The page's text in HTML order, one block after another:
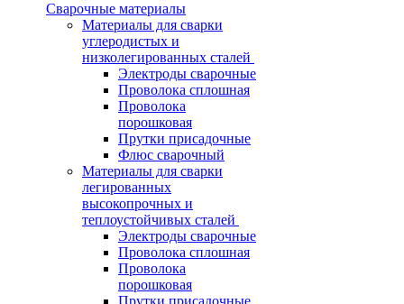
Сварочные материалы
Материалы для сварки
углеродистых и
низколегированных сталей
Электроды сварочные
Проволока сплошная
Проволока
порошковая
Прутки присадочные
Флюс сварочный
Материалы для сварки
легированных
высокопрочных и
теплоустойчивых сталей
Электроды сварочные
Проволока сплошная
Проволока
порошковая
Прутки присадочные